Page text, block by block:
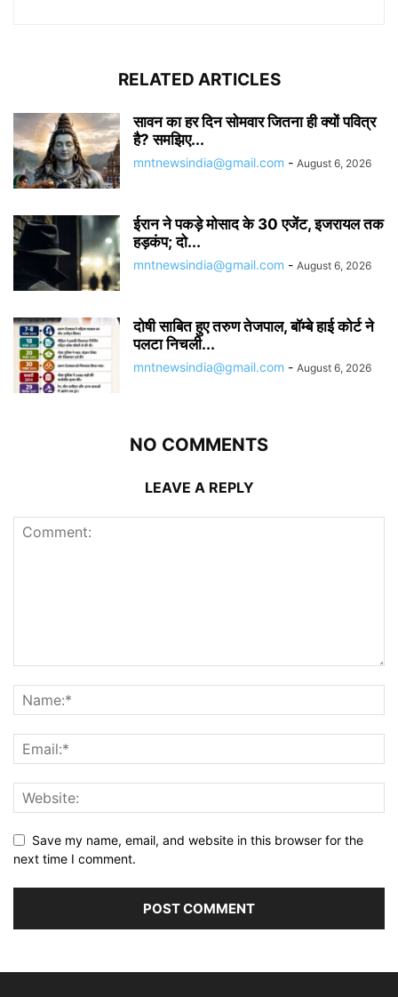
RELATED ARTICLES
सावन का हर दिन सोमवार जितना ही क्यों पवित्र
है? समझिए...
mntnewsindia@gmail.com - August 6, 2026
ईरान ने पकड़े मोसाद के 30 एजेंट, इजरायल तक
हड़कंप; दो...
mntnewsindia@gmail.com - August 6, 2026
दोषी साबित हुए तरुण तेजपाल, बॉम्बे हाई कोर्ट ने
पलटा निचली...
mntnewsindia@gmail.com - August 6, 2026
NO COMMENTS
LEAVE A REPLY
Save my name, email, and website in this browser for the
next time I comment.